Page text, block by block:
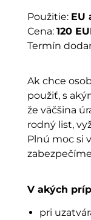
Použitie: EU
Cena: 120
Termín
Ak chce
použiť, s
že väčšina
rodný list,
Plnú moc si
V akých
pri